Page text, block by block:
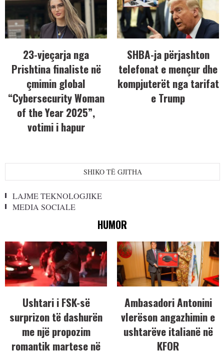
23-vjeçarja nga
Prishtina finaliste në
çmimin global
“Cybersecurity Woman
of the Year 2025”,
votimi i hapur
SHBA-ja përjashton
telefonat e mençur dhe
kompjuterët nga tarifat
e Trump
SHIKO TË GJITHA
LAJME TEKNOLOGJIKE
MEDIA SOCIALE
HUMOR
Ushtari i FSK-së
surprizon të dashurën
me një propozim
romantik martese në
Ambasadori Antonini
vlerëson angazhimin e
ushtarëve italianë në
KFOR